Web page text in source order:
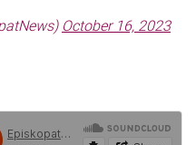
October 16, 2023